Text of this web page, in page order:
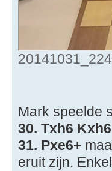
Mark speelde
30. Txh6 Kxh6
31. Pxe6+
eruit zijn.